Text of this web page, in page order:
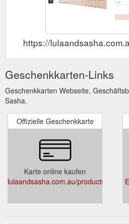
https://
Geschenkkarten-Links
Geschenkkarten Webseite,
Sasha.
Offizielle Geschenkkarte
Karte online kaufen
lulaandsasha.com.au/products/